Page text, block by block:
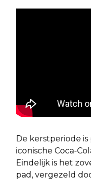
De kerstperiode
iconische Coca-
Eindelijk is het
pad, vergezeld